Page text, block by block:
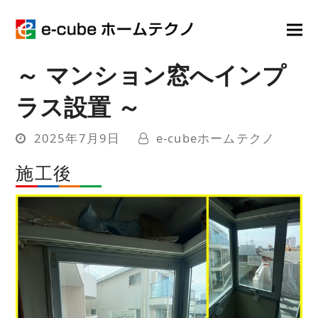
～ マンション窓へインプ
ラス設置 ～
2025年7月9日 e-cubeホームテクノ
施工後